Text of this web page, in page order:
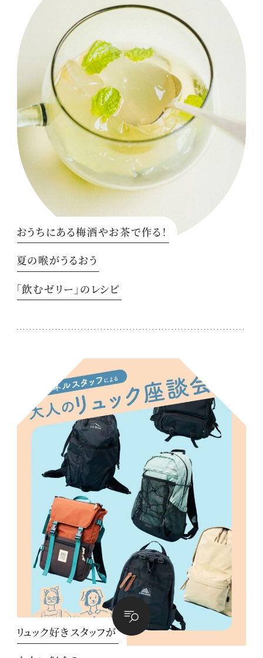
おうちにある梅酒やお茶で作る！
夏の喉がうるおう
「飲むゼリー」のレシピ
リュック好きスタッフが